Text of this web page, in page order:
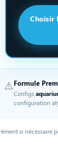
Choisir
⚠️Formule
Configs
configuration
si